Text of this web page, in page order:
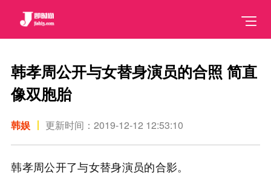
韩孝周公开与女替身演员的合照 简直
像双胞胎
韩娱 更新时间：2019-12-12 12:53:10
韩孝周公开了与女替身演员的合影。